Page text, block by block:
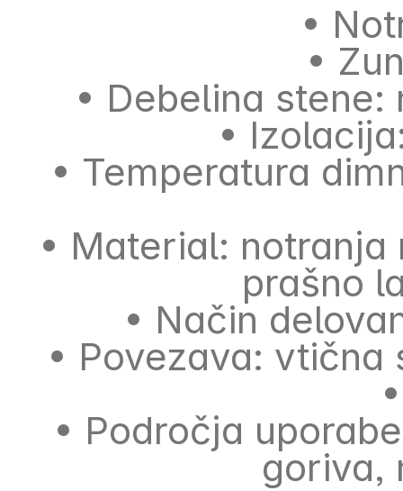
•
•
• Debelina
•
• Temperatura
• Material: notranja
prašno
• Način
• Povezava:
• Področja
goriva,